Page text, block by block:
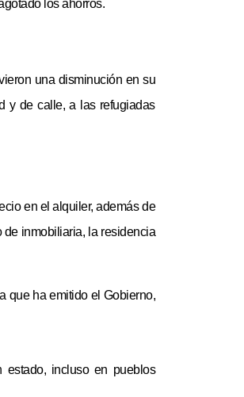
los ahorros.
una disminución en su
y de calle, a las refugiadas
en el alquiler, además de
de inmobiliaria, la residencia
que ha emitido el Gobierno,
incluso en pueblos